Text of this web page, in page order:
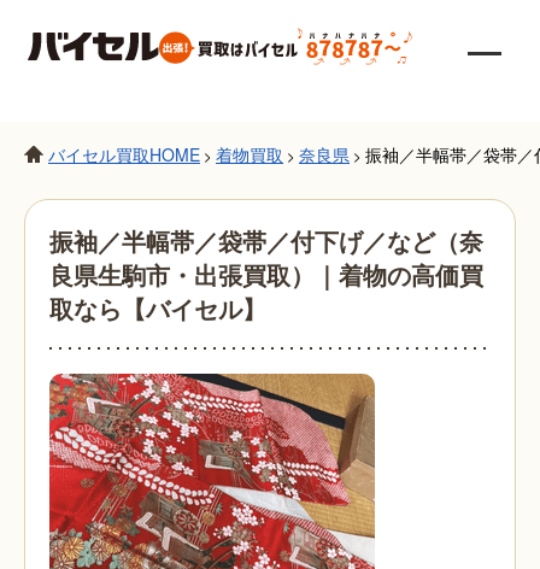
バイセル買取HOME > 着物買取 > 奈良県 > 振袖／半幅帯／袋帯
振袖／半幅帯／袋帯／付下げ／など（奈
良県生駒市・出張買取）｜着物の高価買
取なら【バイセル】